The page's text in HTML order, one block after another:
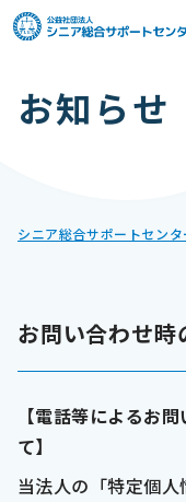
ご気
受付時間：
大宮支部
千葉支部
札幌支部
名古屋支部
お知らせ
シニア総合サポートセンタ
お問い合わせ時
【電話等によるお
て】
当法人の「特定個